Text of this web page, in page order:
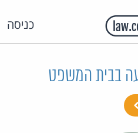
כניסה
בבית המשפט